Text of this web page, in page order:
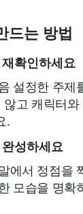
드는 방법
확인하세요
설정한 주제
고 캐릭터
.
성하세요
에서 정점을
모습을 명확